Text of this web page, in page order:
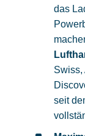
das
Swiss,
seit